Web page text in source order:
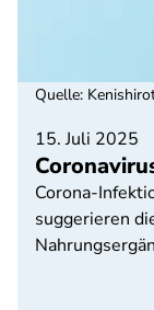
15. Juli 2025
Corona-
suggerieren
Quelle: